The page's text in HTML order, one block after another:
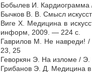
Бобылев И.
Бычков В. В. Смысл
Виге Х. Медицина в
информ, 2009. — 224 с.
Гаврилов М. Не навреди!
23, 25
Геворкян Э. На изломе /
Грибанов Э. Д. Медицина